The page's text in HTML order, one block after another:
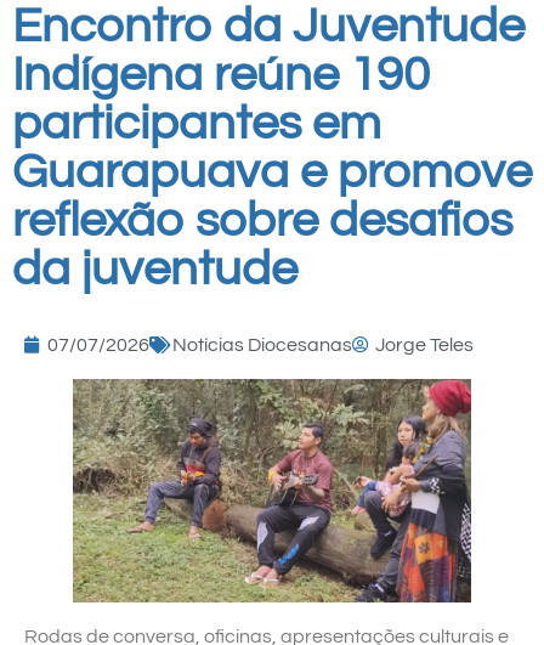
Encontro da Juventude
Indígena reúne 190
participantes em
Guarapuava e promove
reflexão sobre desafios
da juventude
07/07/2026 Notícias Diocesanas Jorge Teles
Rodas de conversa, oficinas, apresentações culturais e